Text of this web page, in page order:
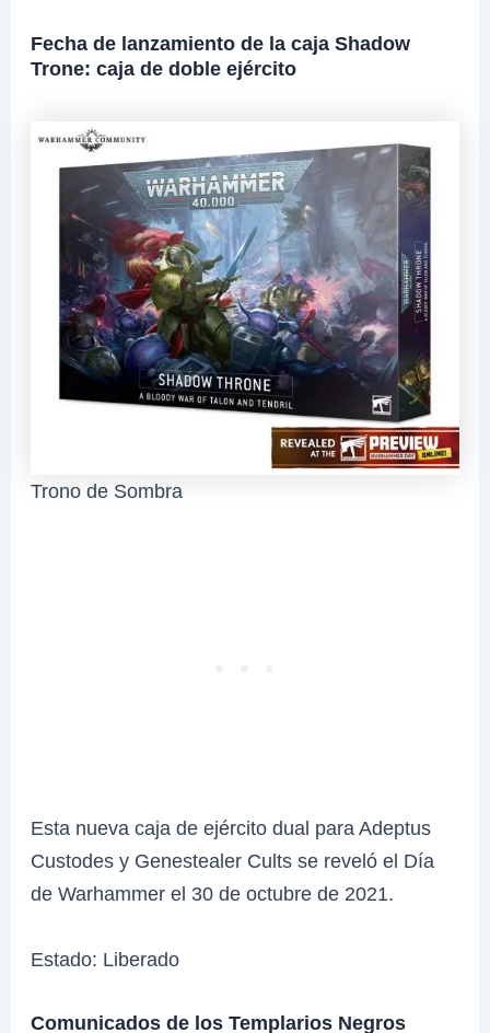
Fecha de lanzamiento de la caja Shadow
Trone: caja de doble ejército
Trono de Sombra
Esta nueva caja de ejército dual para Adeptus
Custodes y Genestealer Cults se reveló el Día
de Warhammer el 30 de octubre de 2021.
Estado: Liberado
Comunicados de los Templarios Negros